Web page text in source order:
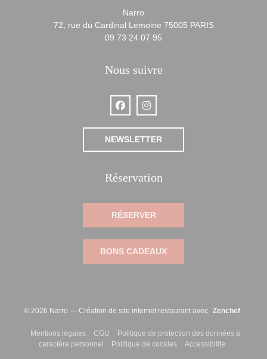
Narro
72, rue du Cardinal Lemoine 75005 PARIS((ouvre une
09 73 24 07 95
Nous suivre
Facebook ((ouvre une nouvelle
Instagram ((ouvre une nouvelle
NEWSLETTER
Réservation
RÉSERVER
BONS CADEAUX
© 2026 Narro — Création de site internet restaurant avec Zenchef((ouvre
Mentions légales((ouvre une nouvelle fenêtre))
CGU((ouvre une nouvelle fenêtre))
Politique de protection des données à
caractère personnel
((ouvre une nouvelle fenêtre))
Politique de cookies((ouvre une nouvelle
Accessibilite